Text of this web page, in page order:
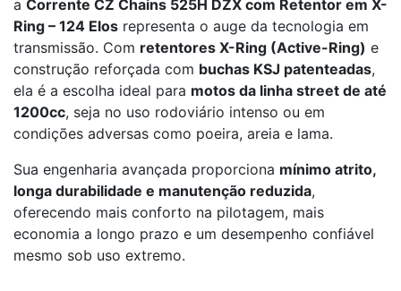
a Corrente CZ Chains 525H DZX com Retentor em X-
Ring – 124 Elos representa o auge da tecnologia em
transmissão. Com retentores X-Ring (Active-Ring) e
construção reforçada com buchas KSJ patenteadas,
ela é a escolha ideal para motos da linha street de até
1200cc, seja no uso rodoviário intenso ou em
condições adversas como poeira, areia e lama.
Sua engenharia avançada proporciona mínimo atrito,
longa durabilidade e manutenção reduzida,
oferecendo mais conforto na pilotagem, mais
economia a longo prazo e um desempenho confiável
mesmo sob uso extremo.